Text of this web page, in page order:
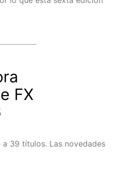
FX
39 títulos. Las novedades